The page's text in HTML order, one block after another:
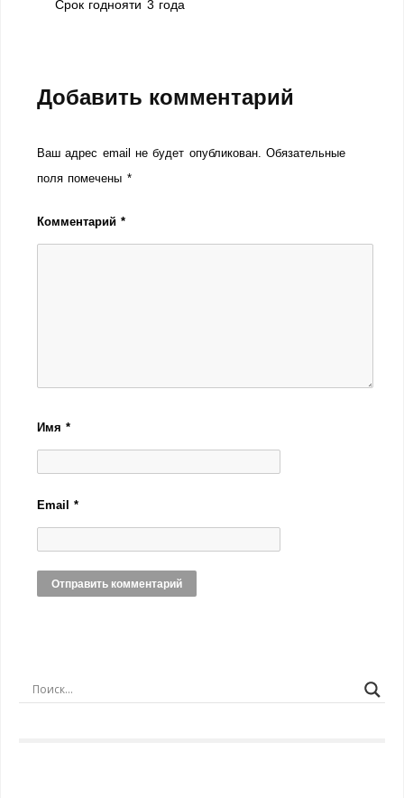
Срок годнояти 3 года
Добавить комментарий
Ваш адрес email не будет опубликован. Обязательные
поля помечены *
Комментарий*
Имя*
Email*